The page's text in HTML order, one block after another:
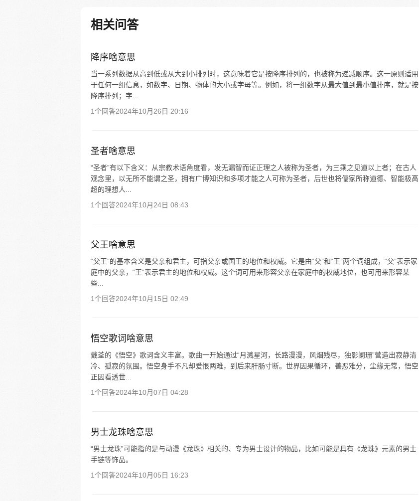
相关问答
降序啥意思
当一系列数据从高到低或从大到小排列时，这意味着它是按降序排列的，也被称为递减顺序。这一原则适用
于任何一组信息，如数字、日期、物体的大小或字母等。例如，将一组数字从最大值到最小值排序，就是按
降序排列；字...
1个回答2024年10月26日 20:16
圣者啥意思
“圣者”有以下含义：从宗教术语角度看，发无漏智而证正理之人被称为圣者，为三乘之见道以上者；在古人
观念里，以无所不能谓之圣，拥有广博知识和多项才能之人可称为圣者，后世也将儒家所称道德、智能极高
超的理想人...
1个回答2024年10月24日 08:43
父王啥意思
“父王”的基本含义是父亲和君主，可指父亲或国王的地位和权威。它是由“父”和“王”两个词组成，“父”表示家
庭中的父亲，“王”表示君主的地位和权威。这个词可用来形容父亲在家庭中的权威地位，也可用来形容某
些...
1个回答2024年10月15日 02:49
悟空歌词啥意思
戴荃的《悟空》歌词含义丰富。歌曲一开始通过“月溅星河，长路漫漫，风烟残尽，独影阑珊”营造出寂静清
冷、孤寂的氛围。悟空身手不凡却爱恨两难，到后来肝肠寸断。世界因果循环，善恶难分，尘缘无常，悟空
正因看透世...
1个回答2024年10月07日 04:28
男士龙珠啥意思
“男士龙珠”可能指的是与动漫《龙珠》相关的、专为男士设计的物品，比如可能是具有《龙珠》元素的男士
手链等饰品。
1个回答2024年10月05日 16:23